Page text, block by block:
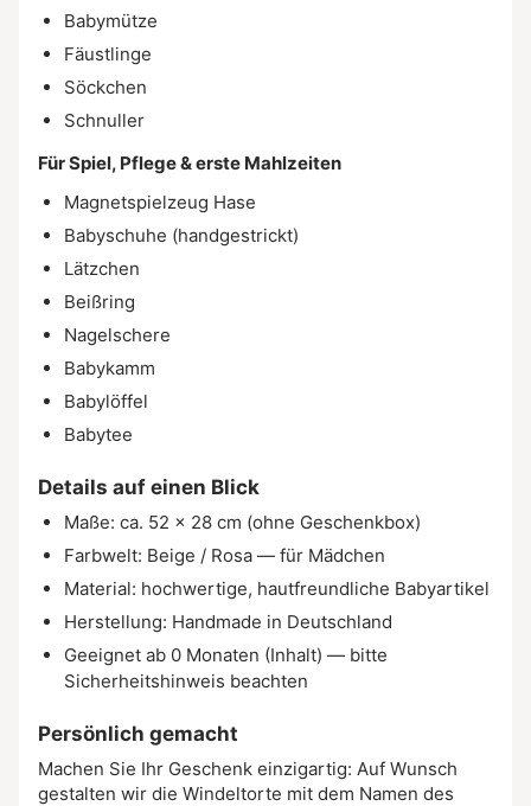
Babymütze
Fäustlinge
Söckchen
Schnuller
Für Spiel, Pflege & erste Mahlzeiten
Magnetspielzeug Hase
Babyschuhe (handgestrickt)
Lätzchen
Beißring
Nagelschere
Babykamm
Babylöffel
Babytee
Details auf einen Blick
Maße: ca. 52 × 28 cm (ohne Geschenkbox)
Farbwelt: Beige / Rosa — für Mädchen
Material: hochwertige, hautfreundliche Babyartikel
Herstellung: Handmade in Deutschland
Geeignet ab 0 Monaten (Inhalt) — bitte
Sicherheitshinweis beachten
Persönlich gemacht
Machen Sie Ihr Geschenk einzigartig: Auf Wunsch
gestalten wir die Windeltorte mit dem Namen des